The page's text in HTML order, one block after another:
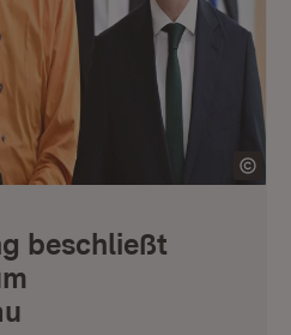
beschließt